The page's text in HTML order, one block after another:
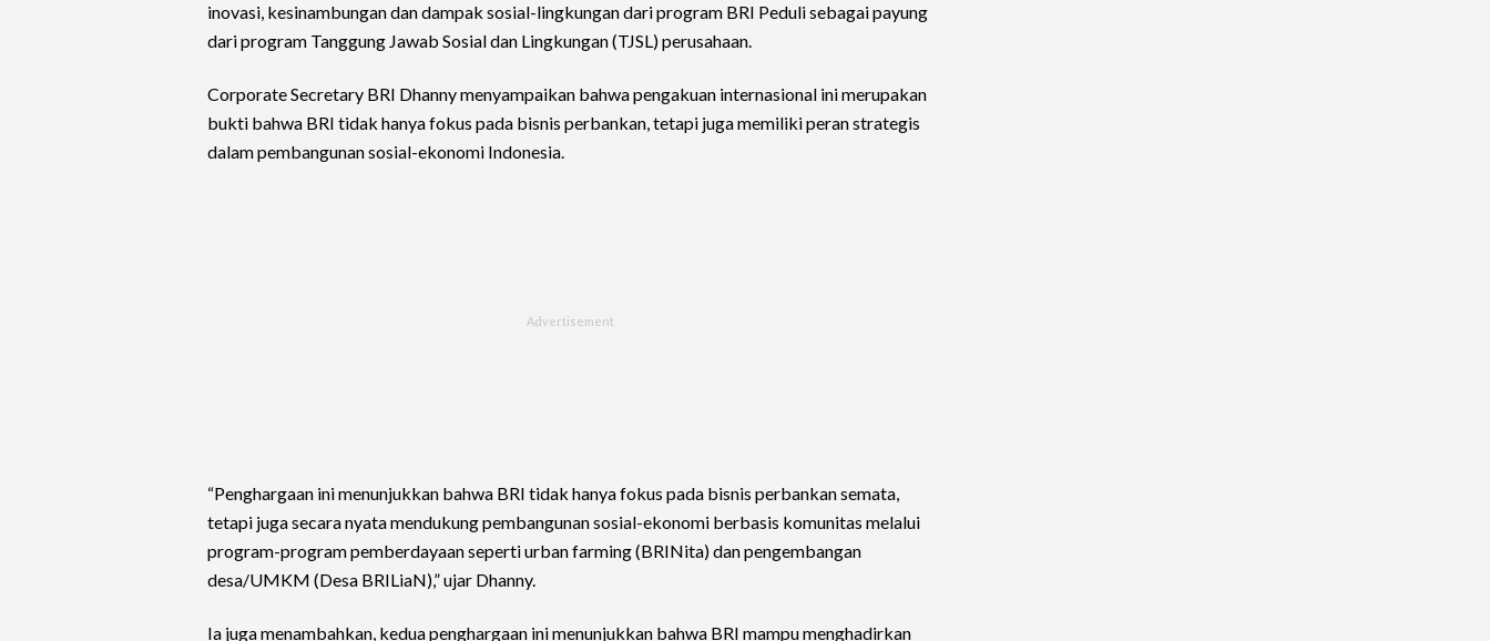
inovasi, kesinambungan dan dampak sosial-lingkungan dari program BRI Peduli sebagai payung
dari program Tanggung Jawab Sosial dan Lingkungan (TJSL) perusahaan.
Corporate Secretary BRI Dhanny menyampaikan bahwa pengakuan internasional ini merupakan
bukti bahwa BRI tidak hanya fokus pada bisnis perbankan, tetapi juga memiliki peran strategis
dalam pembangunan sosial-ekonomi Indonesia.
“Penghargaan ini menunjukkan bahwa BRI tidak hanya fokus pada bisnis perbankan semata,
tetapi juga secara nyata mendukung pembangunan sosial-ekonomi berbasis komunitas melalui
program-program pemberdayaan seperti urban farming (BRINita) dan pengembangan
desa/UMKM (Desa BRILiaN),” ujar Dhanny.
Ia juga menambahkan, kedua penghargaan ini menunjukkan bahwa BRI mampu menghadirkan